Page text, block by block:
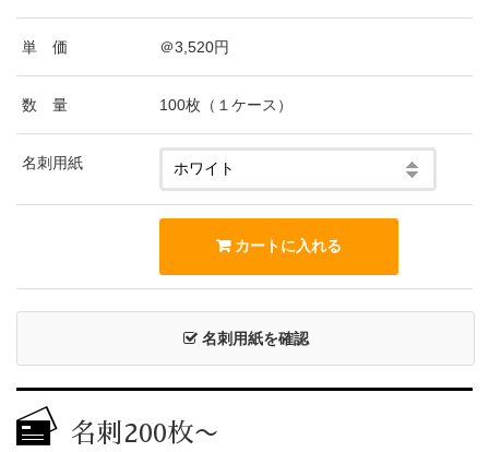
単 価 ＠3,520円
数 量 100枚（１ケース）
名刺用紙
名刺用紙を確認
名刺200枚〜